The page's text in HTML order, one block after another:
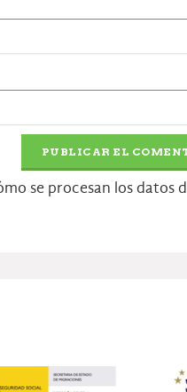
se procesan los datos